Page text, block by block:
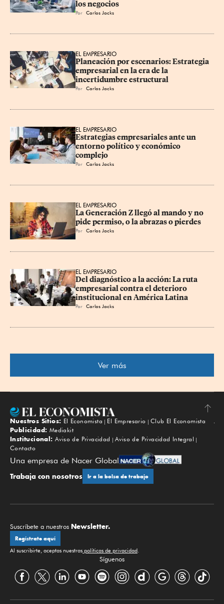
los negocios
Por Carlos Jacks
EL EMPRESARIO
Planeación por escenarios: Estrategia
empresarial en la era de la
incertidumbre estructural
Por Carlos Jacks
EL EMPRESARIO
Estrategias empresariales ante un
entorno político y económico
complejo
Por Carlos Jacks
EL EMPRESARIO
La Generación Z llegó al mando y no
pide permiso, o la abrazas o pierdes
Por Carlos Jacks
EL EMPRESARIO
Del diagnóstico a la acción: La ruta
empresarial contra el deterioro
institucional en América Latina
Por Carlos Jacks
Ver más
Subir
Nuestros Sitios: El Economista El Empresario
Club El Economista
Publicidad: Mediakit
Institucional: Aviso de Privacidad
Aviso de Privacidad Integral
Contacto
Una empresa de Nacer Global
Trabaja con nosotros Ir a la bolsa de trabajo
Suscríbete a nuestros Newsletter.
Regístrate aquí
Al suscribirte, aceptas nuestras políticas de privacidad
Síguenos